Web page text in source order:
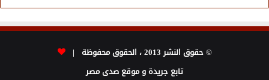
© حقوق النشر 2013 ، الحقوق محفوظة |
تابع جريدة و موقع صدى مصر